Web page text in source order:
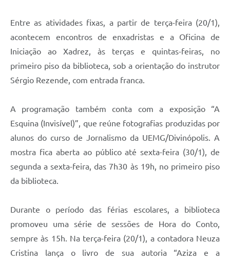
Entre as atividades fixas, a partir de terça-feira (20/1),
acontecem encontros de enxadristas e a Oficina de
Iniciação ao Xadrez, às terças e quintas-feiras, no
primeiro piso da biblioteca, sob a orientação do instrutor
Sérgio Rezende, com entrada franca.
A programação também conta com a exposição “A
Esquina (Invisível)”, que reúne fotografias produzidas por
alunos do curso de Jornalismo da UEMG/Divinópolis. A
mostra fica aberta ao público até sexta-feira (30/1), de
segunda a sexta-feira, das 7h30 às 19h, no primeiro piso
da biblioteca.
Durante o período das férias escolares, a biblioteca
promoveu uma série de sessões de Hora do Conto,
sempre às 15h. Na terça-feira (20/1), a contadora Neuza
Cristina lança o livro de sua autoria “Aziza e a